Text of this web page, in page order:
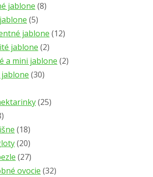
jablone (8)
(5)
jablone (12)
jablone (2)
a mini jablone (2)
(30)
(25)
(18)
(20)
(27)
ovocie (32)